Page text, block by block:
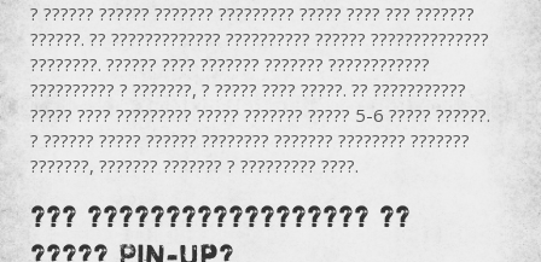
? ?????? ?????? ??????? ????????? ????? ???? ??? ???????
??????. ?? ????????????? ?????????? ?????? ??????????????
????????. ?????? ???? ??????? ??????? ????????????
?????????? ? ???????, ? ????? ???? ?????. ?? ???????????
????? ???? ????????? ????? ??????? ????? 5-6 ????? ??????.
? ?????? ????? ?????? ???????? ??????? ???????? ???????
???????, ??????? ??????? ? ????????? ????.
??? ?????????????????? ??
????? Pin-up?